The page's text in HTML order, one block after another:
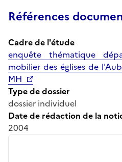
Références
Cadre de l'étude
enquête thématique
mobilier des églises de
MH
Type de dossier
dossier individuel
Date de rédaction de la
2004